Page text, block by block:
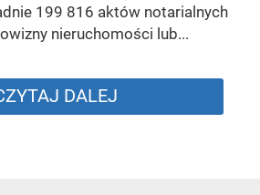
199 816 aktów notarialnych
nieruchomości lub...
DALEJ